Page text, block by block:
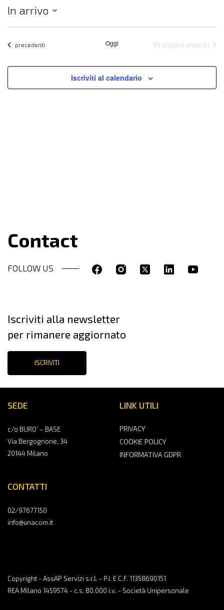
In arrivo
data.Eventi
precedenti Oggi Prossimi eventi
Iscriviti al calendario
Contact
FOLLOW US
SEDE
c/o BURO’ – BASE
Via Bergognone, 34
20144 Milano
CONTATTI
02/97677150
info@unacom.it
LINK UTILI
PRIVACY
COOKIE POLICY
INFORMATIVA GDPR
Copyright - AssAP Servizi s.r.l. - P.I. E C.F. 11358690151
REA Milano 1459574 - c.s. 80.000 i.v. - Società Unipersonale
Iscriviti alla newsletter
per rimanere aggiornato
ISCRIVITI